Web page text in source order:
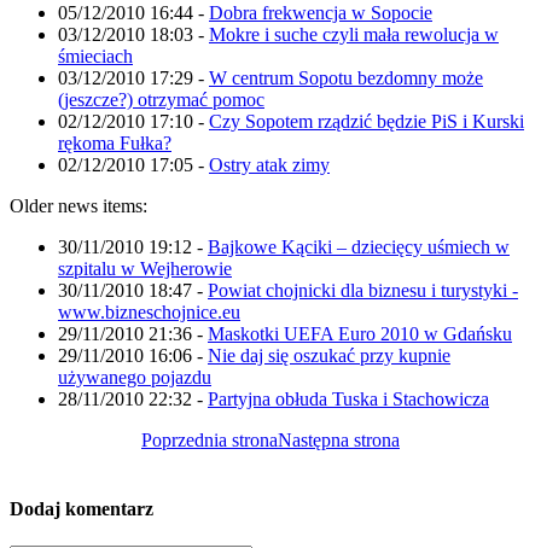
05/12/2010 16:44 - Dobra frekwencja w Sopocie
03/12/2010 18:03 - Mokre i suche czyli mała rewolucja w
śmieciach
03/12/2010 17:29 - W centrum Sopotu bezdomny może
(jeszcze?) otrzymać pomoc
02/12/2010 17:10 - Czy Sopotem rządzić będzie PiS i Kurski
rękoma Fułka?
02/12/2010 17:05 - Ostry atak zimy
Older news items:
30/11/2010 19:12 - Bajkowe Kąciki – dziecięcy uśmiech w
szpitalu w Wejherowie
30/11/2010 18:47 - Powiat chojnicki dla biznesu i turystyki -
www.bizneschojnice.eu
29/11/2010 21:36 - Maskotki UEFA Euro 2010 w Gdańsku
29/11/2010 16:06 - Nie daj się oszukać przy kupnie
używanego pojazdu
28/11/2010 22:32 - Partyjna obłuda Tuska i Stachowicza
Poprzednia stronaNastępna strona
Dodaj komentarz